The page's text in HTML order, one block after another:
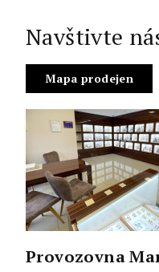
Navštivte
Mapa prodejen
Provozovna